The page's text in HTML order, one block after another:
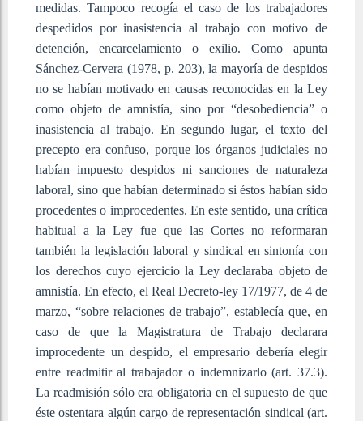
medidas. Tampoco recogía el caso de los trabajadores
despedidos por inasistencia al trabajo con motivo de
detención, encarcelamiento o exilio. Como apunta
Sánchez-Cervera (1978, p. 203), la mayoría de despidos
no se habían motivado en causas reconocidas en la Ley
como objeto de amnistía, sino por “desobediencia” o
inasistencia al trabajo. En segundo lugar, el texto del
precepto era confuso, porque los órganos judiciales no
habían impuesto despidos ni sanciones de naturaleza
laboral, sino que habían determinado si éstos habían sido
procedentes o improcedentes. En este sentido, una crítica
habitual a la Ley fue que las Cortes no reformaran
también la legislación laboral y sindical en sintonía con
los derechos cuyo ejercicio la Ley declaraba objeto de
amnistía. En efecto, el Real Decreto-ley 17/1977, de 4 de
marzo, “sobre relaciones de trabajo”, establecía que, en
caso de que la Magistratura de Trabajo declarara
improcedente un despido, el empresario debería elegir
entre readmitir al trabajador o indemnizarlo (art. 37.3).
La readmisión sólo era obligatoria en el supuesto de que
éste ostentara algún cargo de representación sindical (art.